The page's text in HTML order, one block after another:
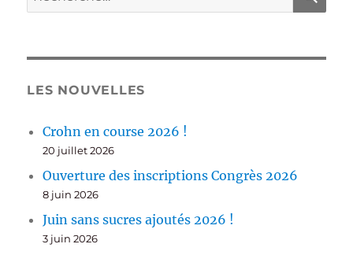
pour :
LES NOUVELLES
Crohn en course 2026 !
20 juillet 2026
Ouverture des inscriptions Congrès 2026
8 juin 2026
Juin sans sucres ajoutés 2026 !
3 juin 2026